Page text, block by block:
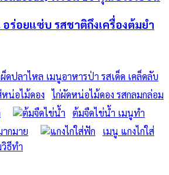
ร่อยแซ่บ รสชาติถึงเครื่องต้มยำ
ดปลาไหล เมนูอาหารป่า รสเด็ด เคล็ดลับ
ไก่ผัดหน่อไม้ดอง รสกลมกล่อม
ต้มจืดไข่น้ำ เมนูทำ
กมาย
เมนู แกงไก่ใส่
ธีทำ